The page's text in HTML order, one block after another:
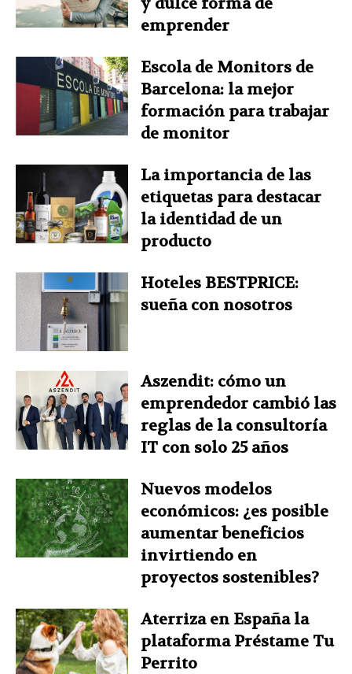
emprender
Escola de Monitors de
Barcelona: la mejor
formación para trabajar
de monitor
La importancia de las
etiquetas para destacar
la identidad de un
producto
Hoteles BESTPRICE:
sueña con nosotros
Aszendit: cómo un
emprendedor cambió las
reglas de la consultoría
IT con solo 25 años
Nuevos modelos
económicos: ¿es posible
aumentar beneficios
invirtiendo en
proyectos sostenibles?
Aterriza en España la
plataforma Préstame Tu
Perrito